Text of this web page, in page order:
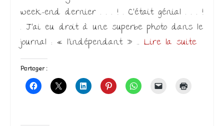
week-end dernier . . . ! . C’était génial . . . !
. J’ai eu droit à une superbe photo dans le
journal : « l’indépendant » … Lire la suite­­
Partager :